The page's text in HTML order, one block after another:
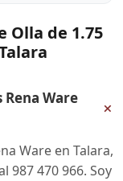
Olla de 1.75
Ware
+
Ware en Talara,
987 470 966. Soy